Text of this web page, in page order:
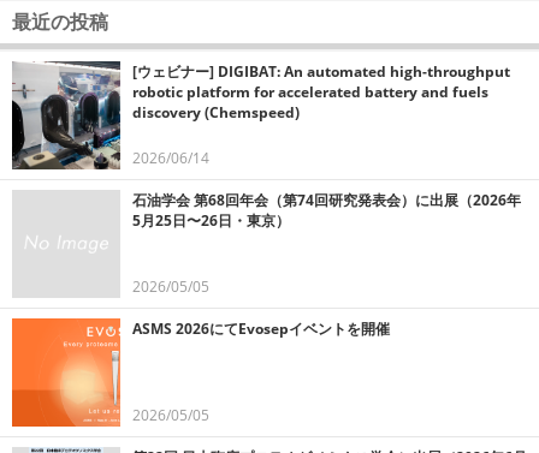
最近の投稿
[ウェビナー] DIGIBAT: An automated high-throughput
robotic platform for accelerated battery and fuels
discovery (Chemspeed)
2026/06/14
石油学会 第68回年会（第74回研究発表会）に出展（2026年
5月25日〜26日・東京）
2026/05/05
ASMS 2026にてEvosepイベントを開催
2026/05/05